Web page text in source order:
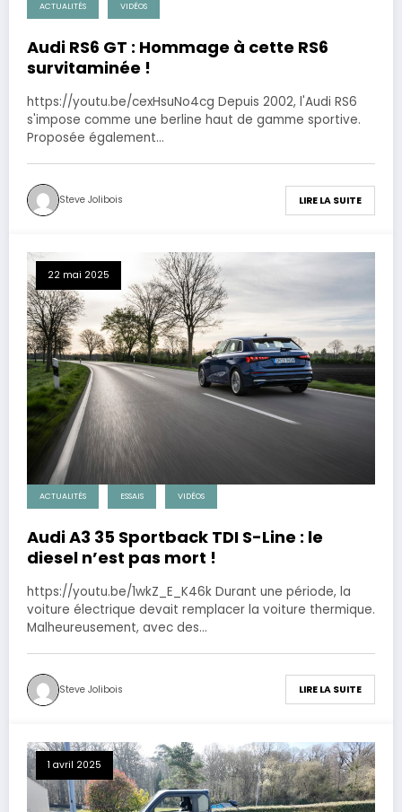
ACTUALITÉS VIDÉOS
Audi RS6 GT : Hommage à cette RS6
survitaminée !
https://youtu.be/cexHsuNo4cg Depuis 2002, l'Audi RS6
s'impose comme une berline haut de gamme sportive.
Proposée également…
Steve Jolibois LIRE LA SUITE
22 mai 2025
ACTUALITÉS ESSAIS VIDÉOS
Audi A3 35 Sportback TDI S-Line : le
diesel n’est pas mort !
https://youtu.be/1wkZ_E_K46k Durant une période, la
voiture électrique devait remplacer la voiture thermique.
Malheureusement, avec des…
Steve Jolibois LIRE LA SUITE
1 avril 2025